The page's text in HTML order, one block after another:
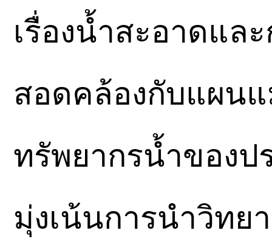
เรื่องน้ำสะอาดแล
สอดคล้องกับแผน
ทรัพยากรน้ำของป
มุ่งเน้นการนำวิทย